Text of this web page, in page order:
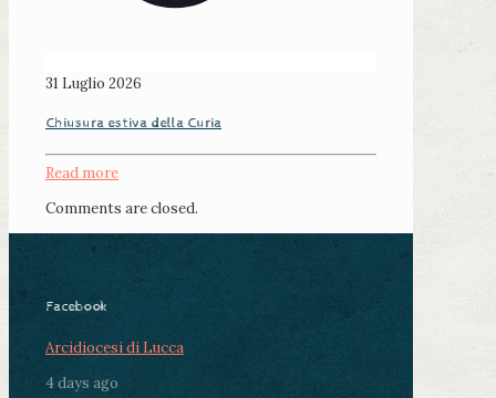
31 Luglio 2026
Chiusura estiva della Curia
Read more
Comments are closed.
Facebook
Arcidiocesi di Lucca
4 days ago